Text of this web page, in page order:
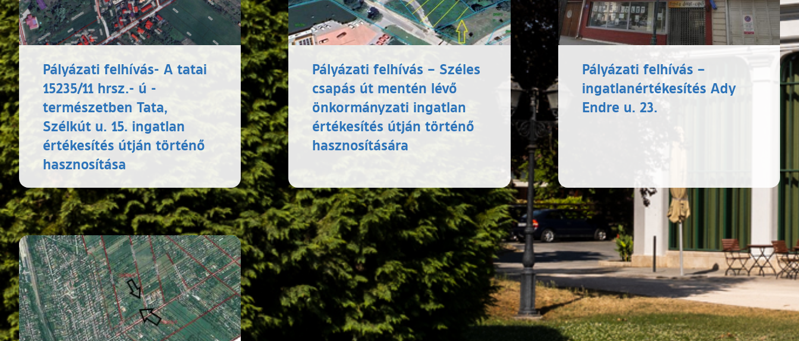
Pályázati felhívás- A tatai
15235/11 hrsz.- ú -
természetben Tata,
Szélkút u. 15. ingatlan
értékesítés útján történő
hasznosítása
Pályázati felhívás – Széles
csapás út mentén lévő
önkormányzati ingatlan
értékesítés útján történő
hasznosítására
Pályázati felhívás –
ingatlanértékesítés Ady
Endre u. 23.